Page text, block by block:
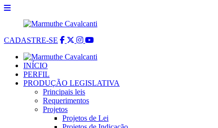
CADASTRE-SE
INÍCIO
PERFIL
PRODUÇÃO LEGISLATIVA
Principais leis
Requerimentos
Projetos
Projetos de Lei